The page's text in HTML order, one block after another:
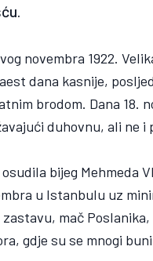
novembra 1922.
dana kasnije,
brodom. Dana 18.
duhovnu, ali ne
bijeg Mehmeda
u Istanbulu uz
mač
gdje su se mnogi